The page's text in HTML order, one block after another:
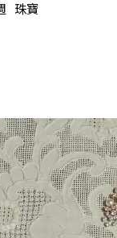
珠寶